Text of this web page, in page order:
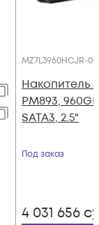
MZ7L3960HCJR-
Накопитель
PM893,
SATA3, 2.5"
Под заказ
4 031 656